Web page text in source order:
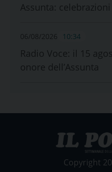
Assunta:
06/08/2026 10:34
Radio Voce: il 15
onore dell’Assunta
Copyright